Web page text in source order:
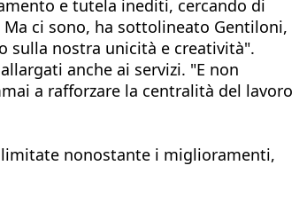
e tutela inediti, cercando di
ci sono, ha sottolineato Gentiloni,
sulla nostra unicità e creatività".
anche ai servizi. "E non
a rafforzare la centralità del lavoro
limitate nonostante i miglioramenti,